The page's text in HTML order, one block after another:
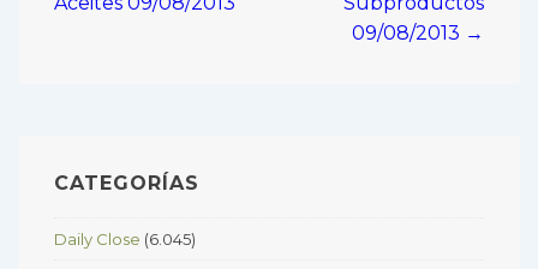
09/08/2013 →
CATEGORÍAS
Daily Close (6.045)